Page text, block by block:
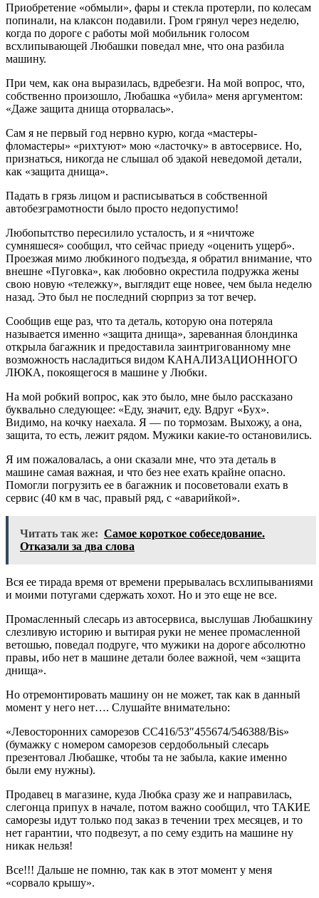
Приобретение «обмыли», фары и стекла протерли, по колесам
попинали, на клаксон подавили. Гром грянул через неделю,
когда по дороге с работы мой мобильник голосом
всхлипывающей Любашки поведал мне, что она разбила
машину.
При чем, как она выразилась, вдребезги. На мой вопрос, что,
собственно произошло, Любашка «убила» меня аргументом:
«Даже защита днища оторвалась».
Сам я не первый год нервно курю, когда «мастеры-
фломастеры» «рихтуют» мою «ласточку» в автосервисе. Но,
признаться, никогда не слышал об эдакой неведомой детали,
как «защита днища».
Падать в грязь лицом и расписываться в собственной
автобезграмотности было просто недопустимо!
Любопытство пересилило усталость, и я «ничтоже
сумняшеся» сообщил, что сейчас приеду «оценить ущерб».
Проезжая мимо любкиного подъезда, я обратил внимание, что
внешне «Пуговка», как любовно окрестила подружка жены
свою новую «тележку», выглядит еще новее, чем была неделю
назад. Это был не последний сюрприз за тот вечер.
Сообщив еще раз, что та деталь, которую она потеряла
называется именно «защита днища», зареванная блондинка
открыла багажник и предоставила заинтригованному мне
возможность насладиться видом КАНАЛИЗАЦИОННОГО
ЛЮКА, покоящегося в машине у Любки.
На мой робкий вопрос, как это было, мне было рассказано
буквально следующее: «Еду, значит, еду. Вдруг «Бух».
Видимо, на кочку наехала. Я — по тормозам. Выхожу, а она,
защита, то есть, лежит рядом. Мужики какие-то остановились.
Я им пожаловалась, а они сказали мне, что эта деталь в
машине самая важная, и что без нее ехать крайне опасно.
Помогли погрузить ее в багажник и посоветовали ехать в
сервис (40 км в час, правый ряд, с «аварийкой».
Читать так же: Самое короткое собеседование.
Отказали за два слова
Вся ее тирада время от времени прерывалась всхлипываниями
и моими потугами сдержать хохот. Но и это еще не все.
Промасленный слесарь из автосервиса, выслушав Любашкину
слезливую историю и вытирая руки не менее промасленной
ветошью, поведал подруге, что мужики на дороге абсолютно
правы, ибо нет в машине детали более важной, чем «защита
днища».
Но отремонтировать машину он не может, так как в данный
момент у него нет…. Слушайте внимательно:
«Левосторонних саморезов СС416/53″455674/546388/Bis»
(бумажку с номером саморезов сердобольный слесарь
презентовал Любашке, чтобы та не забыла, какие именно
были ему нужны).
Продавец в магазине, куда Любка сразу же и направилась,
слегонца припух в начале, потом важно сообщил, что ТАКИЕ
саморезы идут только под заказ в течении трех месяцев, и то
нет гарантии, что подвезут, а по сему ездить на машине ну
никак нельзя!
Все!!! Дальше не помню, так как в этот момент у меня
«сорвало крышу».